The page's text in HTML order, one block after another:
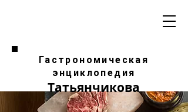
Гастрономическая
энциклопедия
Татьянчикова